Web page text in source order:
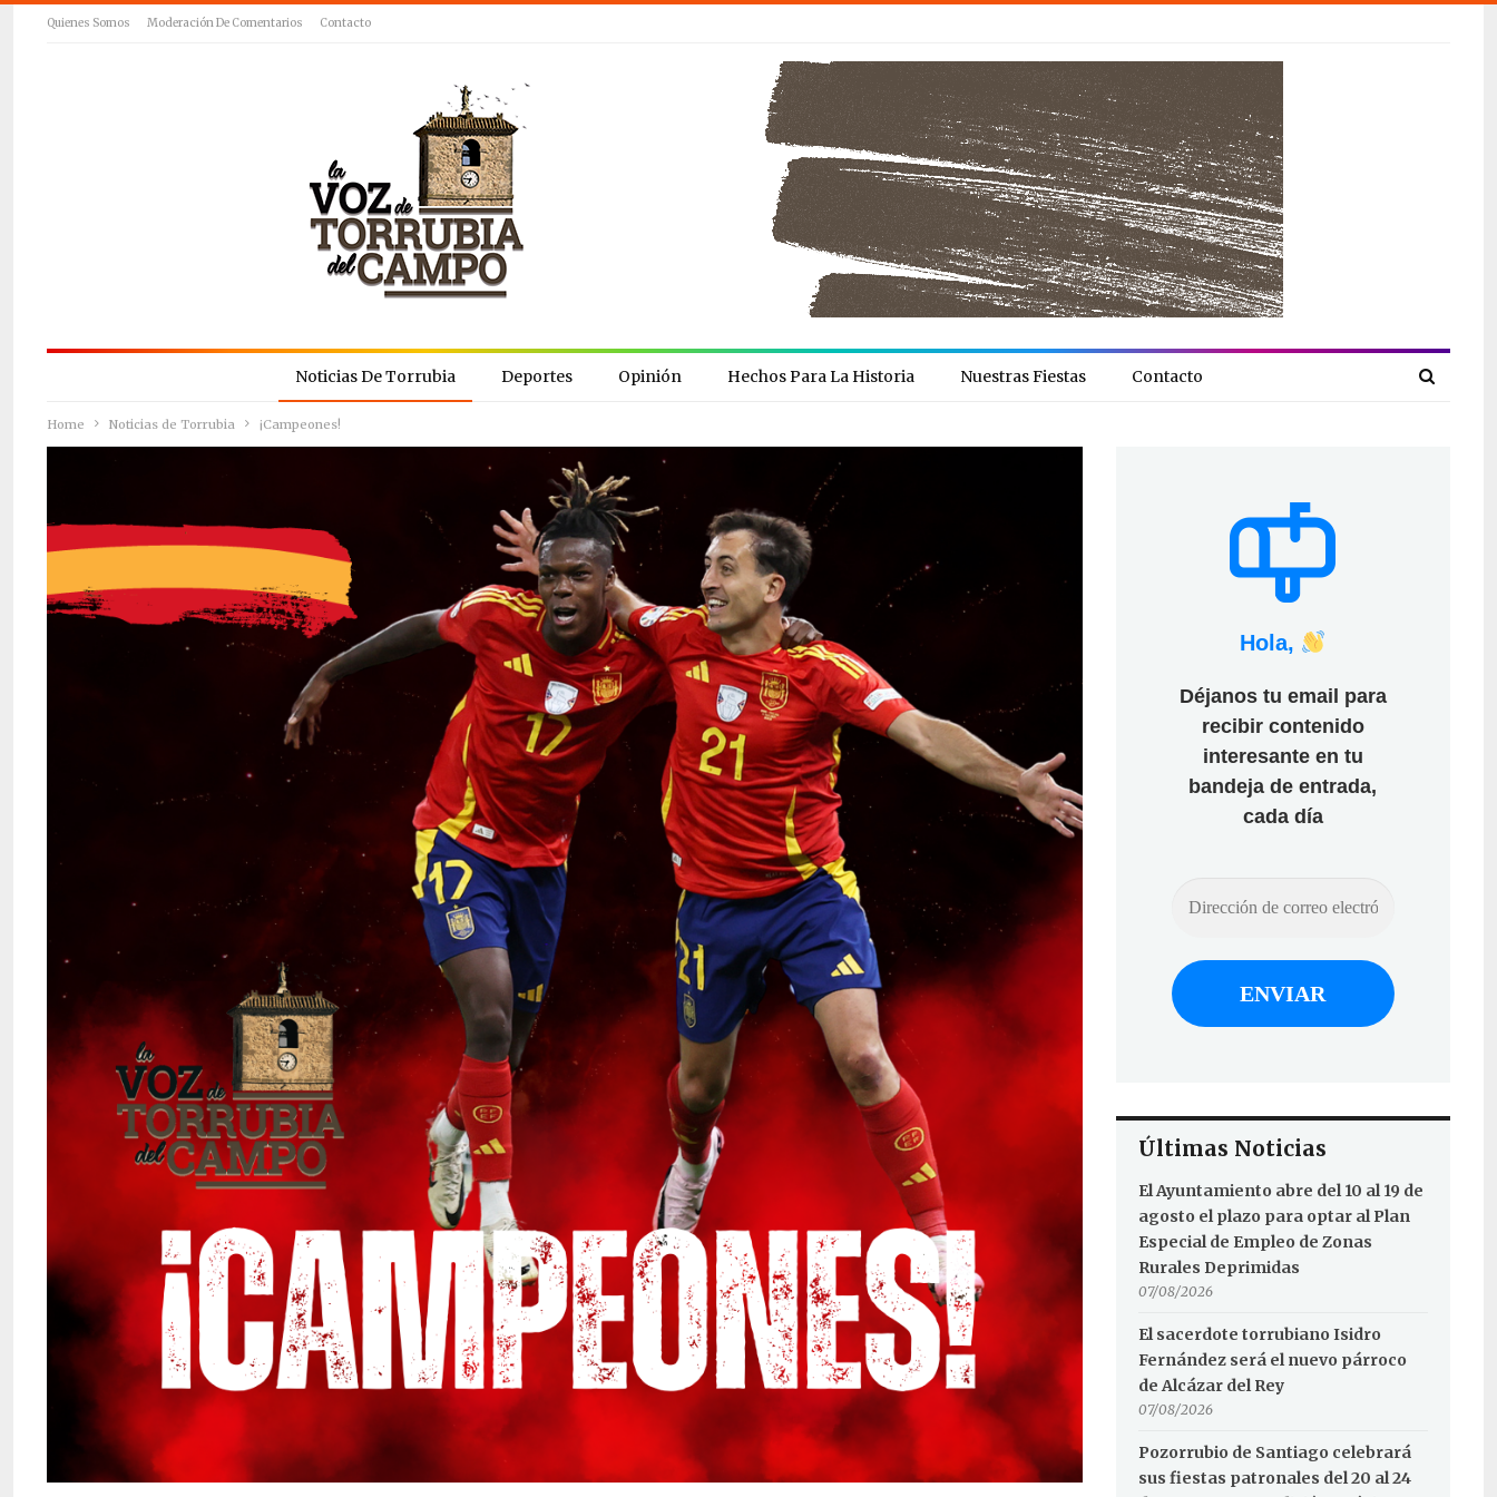
Quienes Somos Moderación De Comentarios Contacto
Noticias De Torrubia Deportes Opinión Hechos Para La Historia Nuestras Fiestas Contacto
Home Noticias de Torrubia ¡Campeones!
Hola,
Déjanos tu email para
recibir contenido
interesante en tu
bandeja de entrada,
cada día
Últimas Noticias
El Ayuntamiento abre del 10 al 19 de
agosto el plazo para optar al Plan
Especial de Empleo de Zonas
Rurales Deprimidas
07/08/2026
El sacerdote torrubiano Isidro
Fernández será el nuevo párroco
de Alcázar del Rey
07/08/2026
Pozorrubio de Santiago celebrará
sus fiestas patronales del 20 al 24